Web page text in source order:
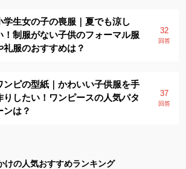
学生女の子の喪服｜夏でも涼し
！制服がない子供のフォーマル服
礼服のおすすめは？
32
回答
ンピの型紙｜かわいい子供服を手
りしたい！ワンピースの人気パタ
ンは？
37
回答
けの人気おすすめランキング